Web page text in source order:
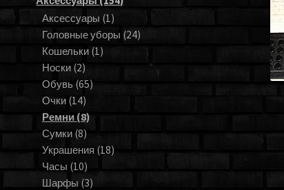
Аксессуары (1)
Головные уборы (24)
Кошельки (1)
Носки (2)
Обувь (65)
Очки (14)
Ремни (8)
Сумки (8)
Украшения (18)
Часы (10)
Шарфы (3)